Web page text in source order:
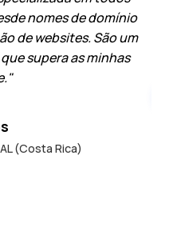
nomes de domínio
de websites. São um
supera as minhas
(Costa Rica)